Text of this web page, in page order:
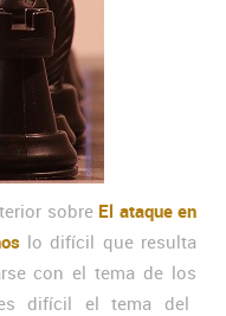
sobre El ataque en
lo difícil que resulta
con el tema de los
difícil el tema del